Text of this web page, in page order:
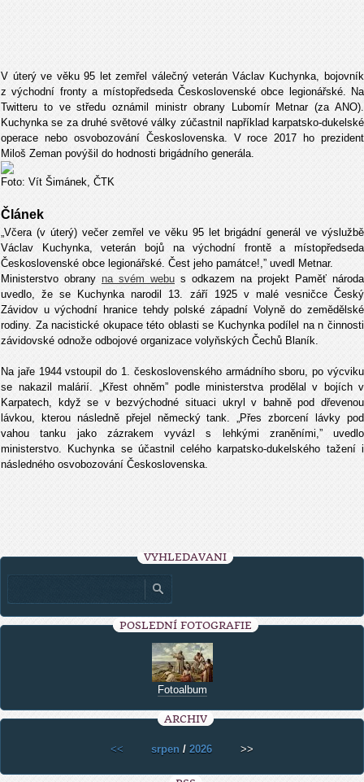
V úterý ve věku 95 let zemřel válečný veterán Václav Kuchynka, bojovník
z východní fronty a místopředseda Československé obce legionářské. Na
Twitteru to ve středu oznámil ministr obrany Lubomír Metnar (za ANO).
Kuchynka se za druhé světové války zúčastnil například karpatsko-dukelské
operace nebo osvobozování Československa. V roce 2017 ho prezident
Miloš Zeman povýšil do hodnosti brigádního generála.
Foto: Vít Šimánek, ČTK
Článek
„Včera (v úterý) večer zemřel ve věku 95 let brigádní generál ve výslužbě
Václav Kuchynka, veterán bojů na východní frontě a místopředseda
Československé obce legionářské. Čest jeho památce!,” uvedl Metnar.
Ministerstvo obrany na svém webu s odkazem na projekt Paměť národa
uvedlo, že se Kuchynka narodil 13. září 1925 v malé vesničce Český
Závidov u východní hranice tehdy polské západní Volyně do zemědělské
rodiny. Za nacistické okupace této oblasti se Kuchynka podílel na n činnosti
závidovské odnože odbojové organizace volyňských Čechů Blaník.
Na jaře 1944 vstoupil do 1. československého armádního sboru, po výcviku
se nakazil malárií. „Křest ohněm” podle ministerstva prodělal v bojích v
Karpatech, když se v bezvýchodné situaci ukryl v bahně pod dřevenou
lávkou, kterou následně přejel německý tank. „Přes zborcení lávky pod
vahou tanku jako zázrakem vyvázl s lehkými zraněními,” uvedlo
ministerstvo. Kuchynka se účastnil celého karpatsko-dukelského tažení i
následného osvobozování Československa.
VYHLEDÁVÁNÍ
POSLEDNÍ FOTOGRAFIE
Fotoalbum
ARCHIV
<< srpen / 2026 >>